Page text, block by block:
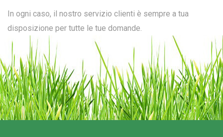
In ogni caso, il nostro servizio clienti è sempre a tua
disposizione per tutte le tue domande.